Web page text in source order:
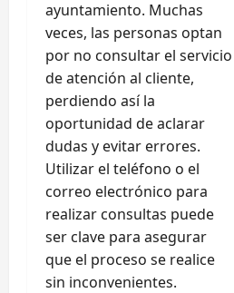
ayuntamiento. Muchas
veces, las personas optan
por no consultar el servicio
de atención al cliente,
perdiendo así la
oportunidad de aclarar
dudas y evitar errores.
Utilizar el teléfono o el
correo electrónico para
realizar consultas puede
ser clave para asegurar
que el proceso se realice
sin inconvenientes.